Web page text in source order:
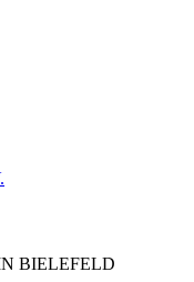
BIELEFELD